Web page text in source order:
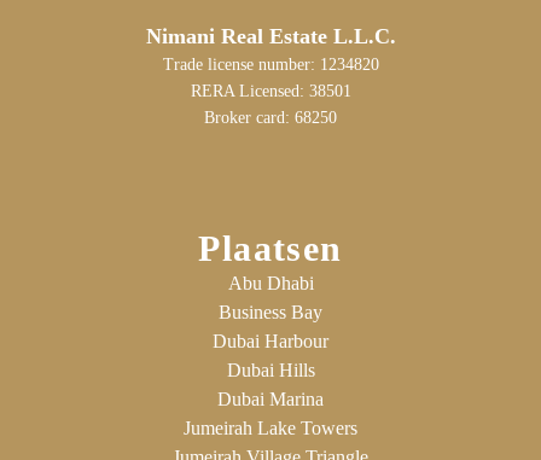
Nimani Real Estate L.L.C.
Trade license number: 1234820
RERA Licensed: 38501
Broker card: 68250
Plaatsen
Abu Dhabi
Business Bay
Dubai Harbour
Dubai Hills
Dubai Marina
Jumeirah Lake Towers